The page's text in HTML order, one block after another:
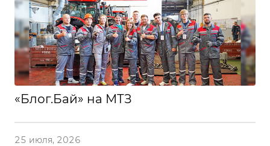
«Блог.Бай» на МТЗ
25 июля, 2026